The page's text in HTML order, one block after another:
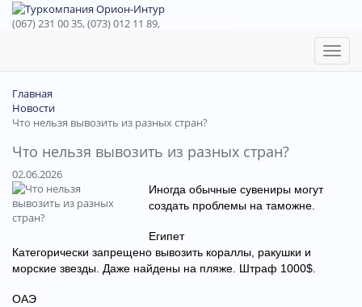
(067) 231 00 35, (073) 012 11 89,
Toggle
Главная
Новости
Что нельзя вывозить из разных стран?
Что нельзя вывозить из разных стран?
02.06.2026
Иногда обычные сувениры могут
создать проблемы на таможне.
Египет
Категорически запрещено вывозить кораллы, ракушки и
морские звезды. Даже найдены на пляже. Штраф 1000$.
ОАЭ